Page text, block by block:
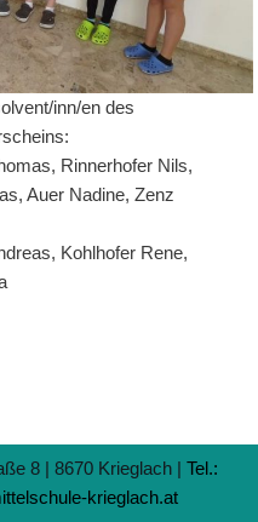
inn/en des
Rinnerhofer Nils,
Auer Nadine, Zenz
Kohlhofer Rene,
8 | 8670 Krieglach | Tel.:
krieglach.at